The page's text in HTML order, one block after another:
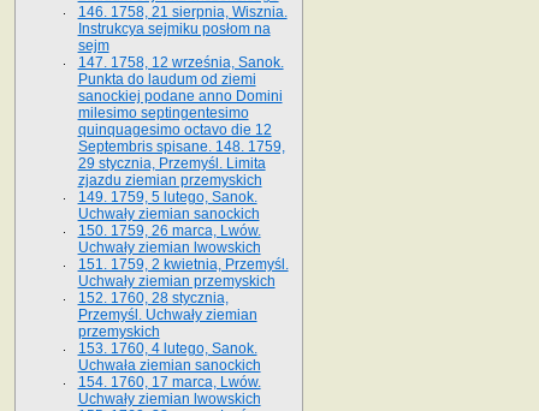
146. 1758, 21 sierpnia, Wisznia.
Instrukcya sejmiku posłom na
sejm
147. 1758, 12 września, Sanok.
Punkta do laudum od ziemi
sanockiej podane anno Domini
milesimo septingentesimo
quinquagesimo octavo die 12
Septembris spisane. 148. 1759,
29 stycznia, Przemyśl. Limita
zjazdu ziemian przemyskich
149. 1759, 5 lutego, Sanok.
Uchwały ziemian sanockich
150. 1759, 26 marca, Lwów.
Uchwały ziemian lwowskich
151. 1759, 2 kwietnia, Przemyśl.
Uchwały ziemian przemyskich
152. 1760, 28 stycznia,
Przemyśl. Uchwały ziemian
przemyskich
153. 1760, 4 lutego, Sanok.
Uchwała ziemian sanockich
154. 1760, 17 marca, Lwów.
Uchwały ziemian lwowskich